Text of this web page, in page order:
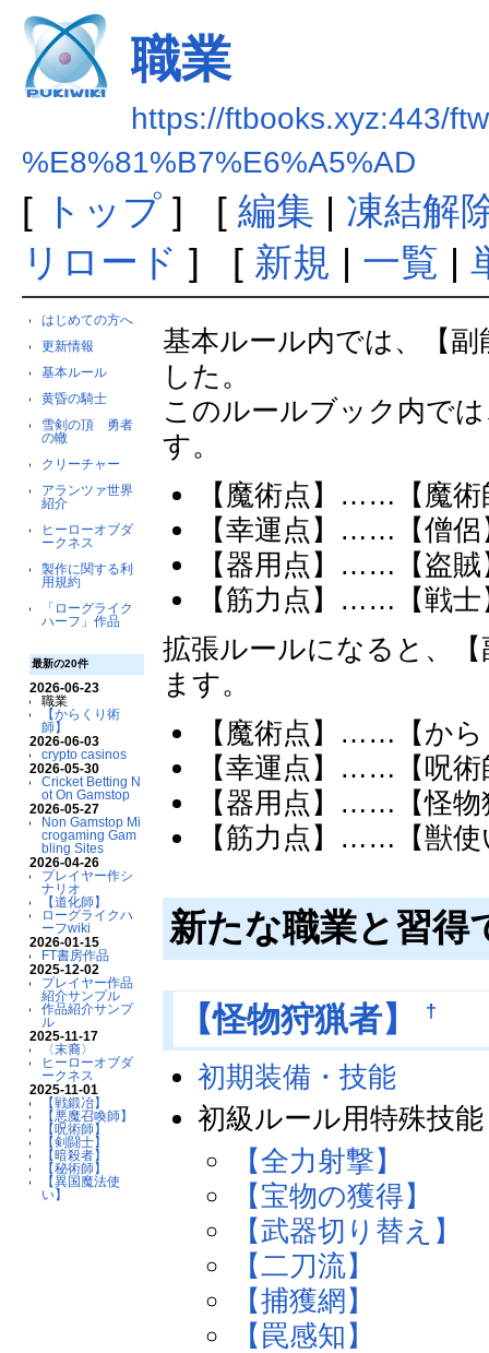
職業
https://ftbooks.xyz:443/
%E8%81%B7%E6%A5%AD
[ トップ] [ 編集 | 凍結解
リロード ] [ 新規 | 一覧 |
はじめての方へ
更新情報
基本ルール
黄昏の騎士
雪剣の頂 勇者
の轍
クリーチャー
アランツァ世界
紹介
ヒーローオブダ
ークネス
製作に関する利
用規約
「ローグライク
ハーフ」作品
最新の20件
2026-06-23
職業
【からくり術
師】
2026-06-03
crypto casinos
2026-05-30
Cricket Betting N
ot On Gamstop
2026-05-27
Non Gamstop Mi
crogaming Gam
bling Sites
2026-04-26
プレイヤー作シ
ナリオ
【道化師】
ローグライクハ
ーフwiki
2026-01-15
FT書房作品
2025-12-02
プレイヤー作品
紹介サンプル
作品紹介サンプ
ル
2025-11-17
〈末裔〉
ヒーローオブダ
ークネス
2025-11-01
【戦鍛冶】
【悪魔召喚師】
【呪術師】
【剣闘士】
【暗殺者】
【秘術師】
【異国魔法使
い】
基本ルール内では、【
した。
このルールブック内で
す。
【魔術点】……【魔術
【幸運点】……【僧侶
【器用点】……【盗賊
【筋力点】……【戦士
拡張ルールになると、
ます。
【魔術点】……【か
【幸運点】……【呪術
【器用点】……【怪
【筋力点】……【獣
新たな職業と習
【怪物狩猟者】 †
初期装備・技能
初級ルール用特殊技能
【全力射撃】
【宝物の獲得】
【武器切り替え】
【二刀流】
【捕獲網】
【罠感知】